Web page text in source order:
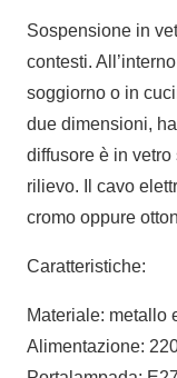
Sospensione in
contesti.
soggiorno o in
due dimensioni,
diffusore è in
rilievo. Il cavo
cromo oppure
Caratteristiche:
Materiale: metallo
Alimentazione: